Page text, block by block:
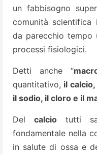
un fabbisogno
comunità scientifica
da parecchio tempo
processi fisiologici.
Detti anche “
quantitativo, il
il sodio, il cloro e il
Del calciotutti
fondamentale nella
in salute di ossa e